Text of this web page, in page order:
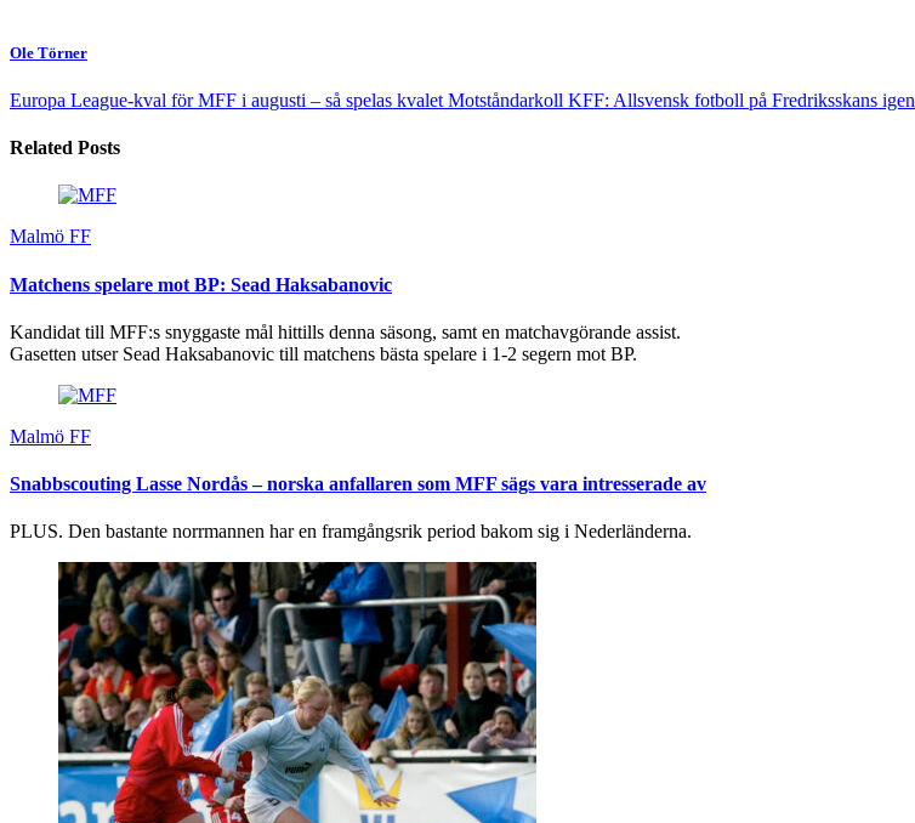
Ole Törner
Europa League-kval för MFF i augusti – så spelas kvalet Motståndarkoll KFF: Allsvensk fotboll på Fredriksskans igen
Related Posts
Malmö FF
Matchens spelare mot BP: Sead Haksabanovic
Kandidat till MFF:s snyggaste mål hittills denna säsong, samt en matchavgörande assist.
Gasetten utser Sead Haksabanovic till matchens bästa spelare i 1-2 segern mot BP.
Malmö FF
Snabbscouting Lasse Nordås – norska anfallaren som MFF sägs vara intresserade av
PLUS. Den bastante norrmannen har en framgångsrik period bakom sig i Nederländerna.